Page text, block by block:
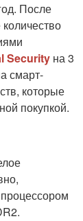
После
Security на 3
смарт-
которые
покупкой.